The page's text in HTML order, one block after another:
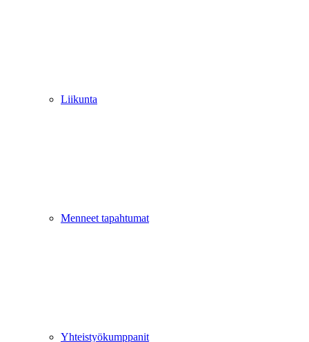
Liikunta
Menneet tapahtumat
Yhteistyökumppanit